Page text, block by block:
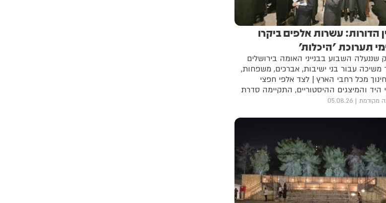
הדורות: עשרות אלפים ביקרו
תערוכת 'היכלות'
שננעלה השבוע בבנייני האומה בירושלים
עבור בני ישיבות, אברכים, משפחות,
מכל רחבי הארץ | לצד אלפי חפצי
היד והמיצגים ההיסטוריים, התקיימה סדרת
שעסקה בדמותם של גדולי ישראל, עולם
מסכמים בסיפוק: "הציבור לא הגיע רק
מקודמת 05.08.26